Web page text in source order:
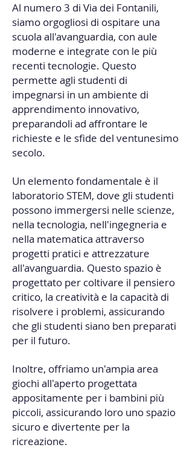
Al numero 3 di Via dei Fontanili,
siamo orgogliosi di ospitare una
scuola all'avanguardia, con aule
moderne e integrate con le più
recenti tecnologie. Questo
permette agli studenti di
impegnarsi in un ambiente di
apprendimento innovativo,
preparandoli ad affrontare le
richieste e le sfide del ventunesimo
secolo.
Un elemento fondamentale è il
laboratorio STEM, dove gli studenti
possono immergersi nelle scienze,
nella tecnologia, nell'ingegneria e
nella matematica attraverso
progetti pratici e attrezzature
all'avanguardia. Questo spazio è
progettato per coltivare il pensiero
critico, la creatività e la capacità di
risolvere i problemi, assicurando
che gli studenti siano ben preparati
per il futuro.
Inoltre, offriamo un'ampia area
giochi all'aperto progettata
appositamente per i bambini più
piccoli, assicurando loro uno spazio
sicuro e divertente per la
ricreazione.